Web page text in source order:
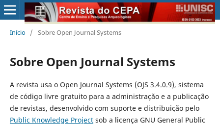
Início / Sobre Open Journal Systems
Sobre Open Journal Systems
A revista usa o Open Journal Systems (OJS 3.4.0.9), sistema
de código livre gratuito para a administração e a publicação
de revistas, desenvolvido com suporte e distribuição pelo
Public Knowledge Projectsob a licença GNU General Public